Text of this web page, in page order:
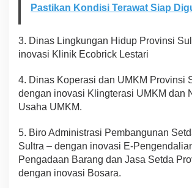
Pastikan Kondisi Terawat Siap
3. Dinas Lingkungan Hidup Provinsi
inovasi Klinik Ecobrick Lestari
4. Dinas Koperasi dan UMKM Provinsi
dengan inovasi Klingterasi UMKM dan
Usaha UMKM.
5. Biro Administrasi Pembangunan
Sultra – dengan inovasi E-
Pengadaan Barang dan Jasa Setda
dengan inovasi Bosara.